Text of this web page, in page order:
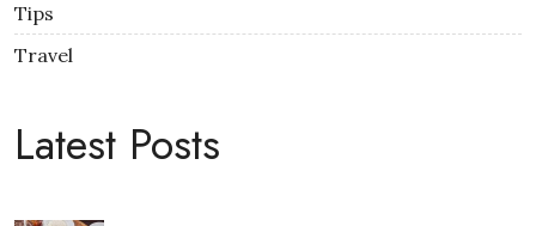
Tips
Travel
Latest Posts